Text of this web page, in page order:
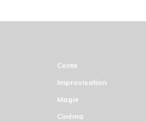
Conte
Improvisation
Magie
Cinéma